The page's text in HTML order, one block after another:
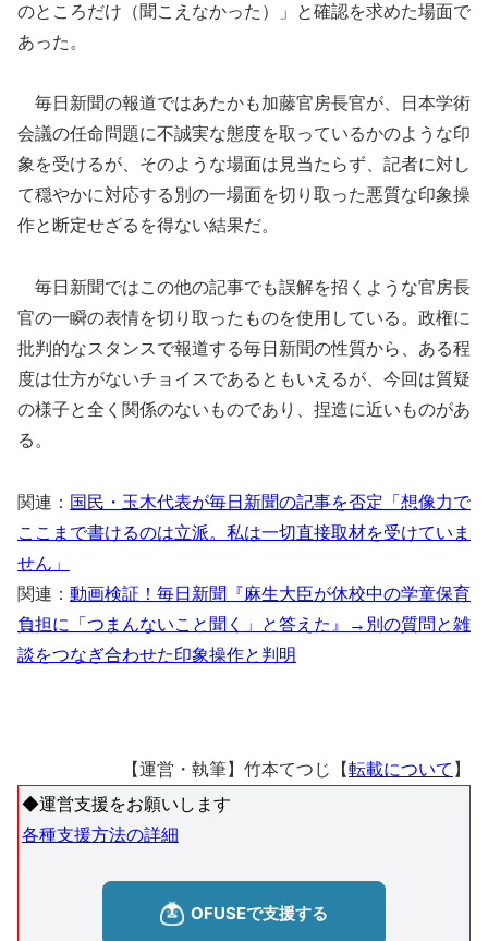
のところだけ（聞こえなかった）」と確認を求めた場面で
あった。
毎日新聞の報道ではあたかも加藤官房長官が、日本学術
会議の任命問題に不誠実な態度を取っているかのような印
象を受けるが、そのような場面は見当たらず、記者に対し
て穏やかに対応する別の一場面を切り取った悪質な印象操
作と断定せざるを得ない結果だ。
毎日新聞ではこの他の記事でも誤解を招くような官房長
官の一瞬の表情を切り取ったものを使用している。政権に
批判的なスタンスで報道する毎日新聞の性質から、ある程
度は仕方がないチョイスであるともいえるが、今回は質疑
の様子と全く関係のないものであり、捏造に近いものがあ
る。
関連： 国民・玉木代表が毎日新聞の記事を否定「想像力で
ここまで書けるのは立派。私は一切直接取材を受けていま
せん」
関連： 動画検証！毎日新聞『麻生大臣が休校中の学童保育
負担に「つまんないこと聞く」と答えた』→別の質問と雑
談をつなぎ合わせた印象操作と判明
【運営・執筆】竹本てつじ【転載について 】
◆運営支援をお願いします
各種支援方法の詳細